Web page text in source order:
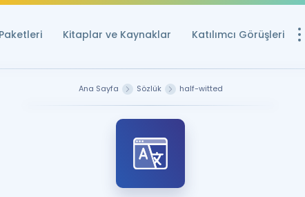
Kitaplar ve Kaynaklar Katılımcı Görüşleri
Ücretsiz
Ana Sayfa Sözlük half-witted